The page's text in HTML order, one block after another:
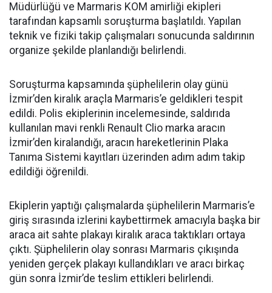
Müdürlüğü ve Marmaris KOM amirliği ekipleri
tarafından kapsamlı soruşturma başlatıldı. Yapılan
teknik ve fiziki takip çalışmaları sonucunda saldırının
organize şekilde planlandığı belirlendi.
Soruşturma kapsamında şüphelilerin olay günü
İzmir’den kiralık araçla Marmaris’e geldikleri tespit
edildi. Polis ekiplerinin incelemesinde, saldırıda
kullanılan mavi renkli Renault Clio marka aracın
İzmir’den kiralandığı, aracın hareketlerinin Plaka
Tanıma Sistemi kayıtları üzerinden adım adım takip
edildiği öğrenildi.
Ekiplerin yaptığı çalışmalarda şüphelilerin Marmaris’e
giriş sırasında izlerini kaybettirmek amacıyla başka bir
araca ait sahte plakayı kiralık araca taktıkları ortaya
çıktı. Şüphelilerin olay sonrası Marmaris çıkışında
yeniden gerçek plakayı kullandıkları ve aracı birkaç
gün sonra İzmir’de teslim ettikleri belirlendi.